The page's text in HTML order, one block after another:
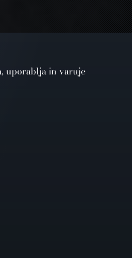
uporablja in varuje